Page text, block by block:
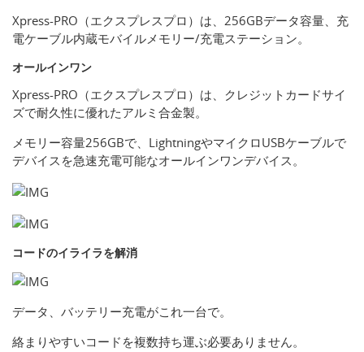
Xpress-PRO（エクスプレスプロ）は、256GBデータ容量、充
電ケーブル内蔵モバイルメモリー/充電ステーション。
オールインワン
Xpress-PRO（エクスプレスプロ）は、クレジットカードサイ
ズで耐久性に優れたアルミ合金製。
メモリー容量256GBで、LightningやマイクロUSBケーブルで
デバイスを急速充電可能なオールインワンデバイス。
コードのイライラを解消
データ、バッテリー充電がこれ一台で。
絡まりやすいコードを複数持ち運ぶ必要ありません。